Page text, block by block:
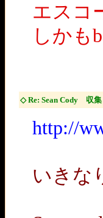
エスコ
しかも
◇ Re: Sean Cody 収集
http://
いきな